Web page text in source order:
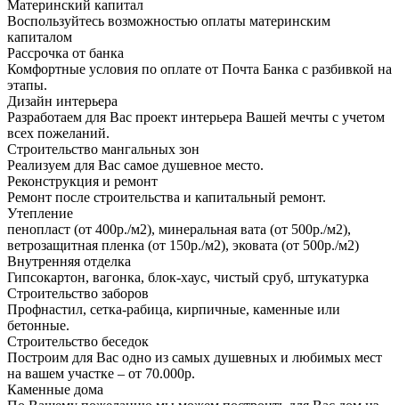
Материнский капитал
Воспользуйтесь возможностью оплаты материнским
капиталом
Рассрочка от банка
Комфортные условия по оплате от Почта Банка с разбивкой на
этапы.
Дизайн интерьера
Разработаем для Вас проект интерьера Вашей мечты с учетом
всех пожеланий.
Строительство мангальных зон
Реализуем для Вас самое душевное место.
Реконструкция и ремонт
Ремонт после строительства и капитальный ремонт.
Утепление
пенопласт (от 400р./м2), минеральная вата (от 500р./м2),
ветрозащитная пленка (от 150р./м2), эковата (от 500р./м2)
Внутренняя отделка
Гипсокартон, вагонка, блок-хаус, чистый сруб, штукатурка
Строительство заборов
Профнастил, сетка-рабица, кирпичные, каменные или
бетонные.
Строительство беседок
Построим для Вас одно из самых душевных и любимых мест
на вашем участке – от 70.000р.
Каменные дома